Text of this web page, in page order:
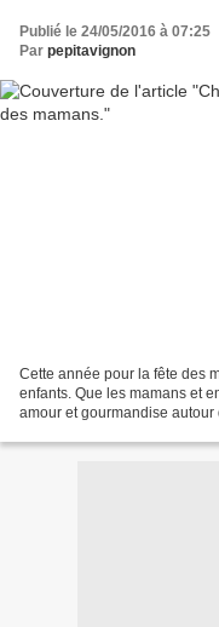
Publié le 24/05/2016 à 07:25
Par pepitavignon
Cette année pour la fête des
enfants. Que les mamans et
amour et gourmandise autour